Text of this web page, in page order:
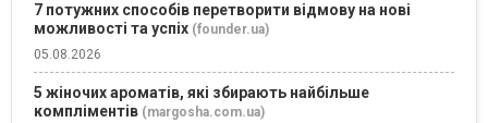
7 потужних способів перетворити відмову на нові
можливості та успіх (founder.ua)
05.08.2026
5 жіночих ароматів, які збирають найбільше
компліментів (margosha.com.ua)